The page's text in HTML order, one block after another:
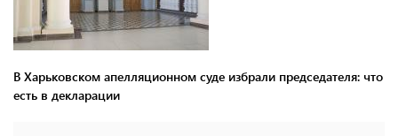
В Харьковском апелляционном суде избрали председателя: что
есть в декларации